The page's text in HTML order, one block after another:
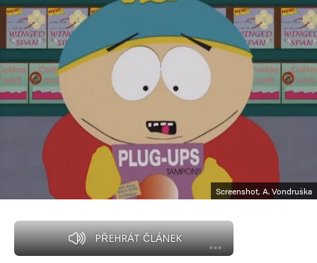
Screenshot, A. Vondruška
PŘEHRÁT ČLÁNEK